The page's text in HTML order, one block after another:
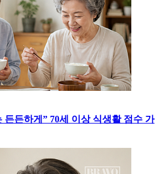
든든하게” 70세 이상 식생활 점수 가